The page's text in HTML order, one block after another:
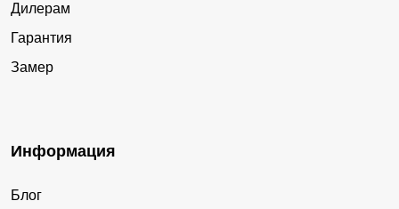
Дилерам
Гарантия
Замер
Информация
Блог